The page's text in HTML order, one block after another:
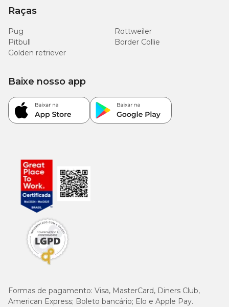
Raças
Pug
Rottweiler
Pitbull
Border Collie
Golden retriever
Formas de pagamento: Visa, MasterCard, Diners Club,
American Express; Boleto bancário; Elo e Apple Pay.
Baixe nosso app